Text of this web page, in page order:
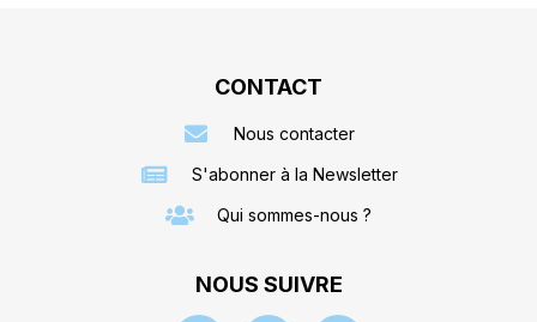
CONTACT
Nous contacter
S'abonner à la Newsletter
Qui sommes-nous ?
NOUS SUIVRE